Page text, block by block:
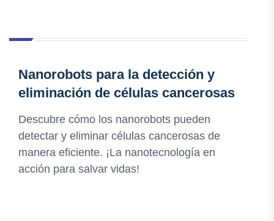
Nanorobots para la detección y
eliminación de células cancerosas
Descubre cómo los nanorobots pueden
detectar y eliminar células cancerosas de
manera eficiente. ¡La nanotecnología en
acción para salvar vidas!